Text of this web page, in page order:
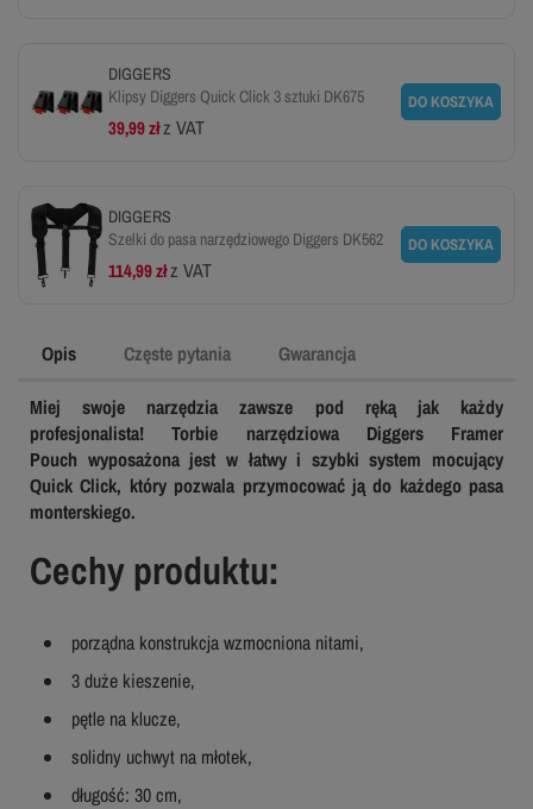
DIGGERS
Klipsy Diggers Quick Click 3 sztuki DK675
39,99 złz VAT
DO KOSZYKA
DIGGERS
Szelki do pasa narzędziowego Diggers DK562
114,99 złz VAT
DO KOSZYKA
Opis Częste pytania Gwarancja
Miej swoje narzędzia zawsze pod ręką jak każdy
profesjonalista! Torbie narzędziowa Diggers Framer
Pouch wyposażona jest w łatwy i szybki system mocujący
Quick Click, który pozwala przymocować ją do każdego pasa
monterskiego.
Cechy produktu:
porządna konstrukcja wzmocniona nitami,
3 duże kieszenie,
pętle na klucze,
solidny uchwyt na młotek,
długość: 30 cm,